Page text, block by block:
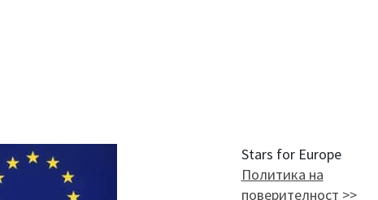
Stars for Europe
Политика на
поверителност